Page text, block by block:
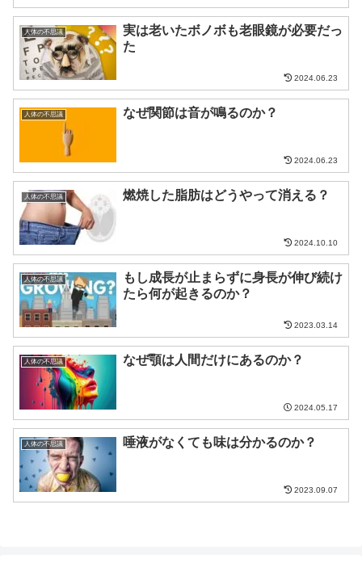
人体の不思議
実は老いたボノボも老眼鏡が必要だっ
た
2024.06.23
人体の不思議 なぜ関節は音が鳴るのか？
2024.06.23
人体の不思議 燃焼した脂肪はどうやって消える？
2024.10.10
人体の不思議
もし成長が止まらずに身長が伸び続け
たら何が起きるのか？
2023.03.14
人体の不思議 なぜ顎は人間だけにあるのか？
2024.05.17
人体の不思議 唾液がなくても味は分かるのか？
2023.09.07